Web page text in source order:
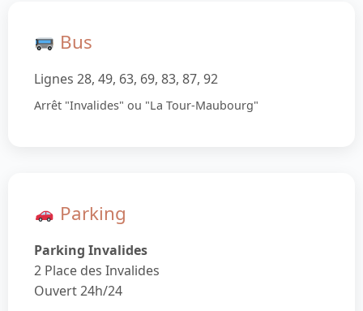
Bus
Lignes 28, 49, 63, 69, 83, 87, 92
Arrêt "Invalides" ou "La Tour-Maubourg"
Parking
Parking Invalides
2 Place des Invalides
Ouvert 24h/24